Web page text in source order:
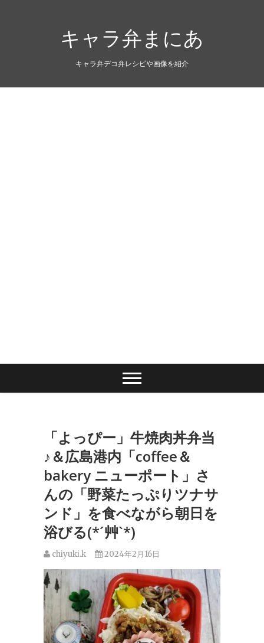
キャラ弁まにあ
キャラ弁デコ弁レシピや画像を紹介
「よっぴー」牛焼肉丼弁当
♪＆広島港内「coffee＆
bakery ニューポート」さ
んの「野菜たっぷりツナサ
ンド」を食べながら朝日を
浴びる(*´艸`*)
chiyuki.k 2024年2月16日